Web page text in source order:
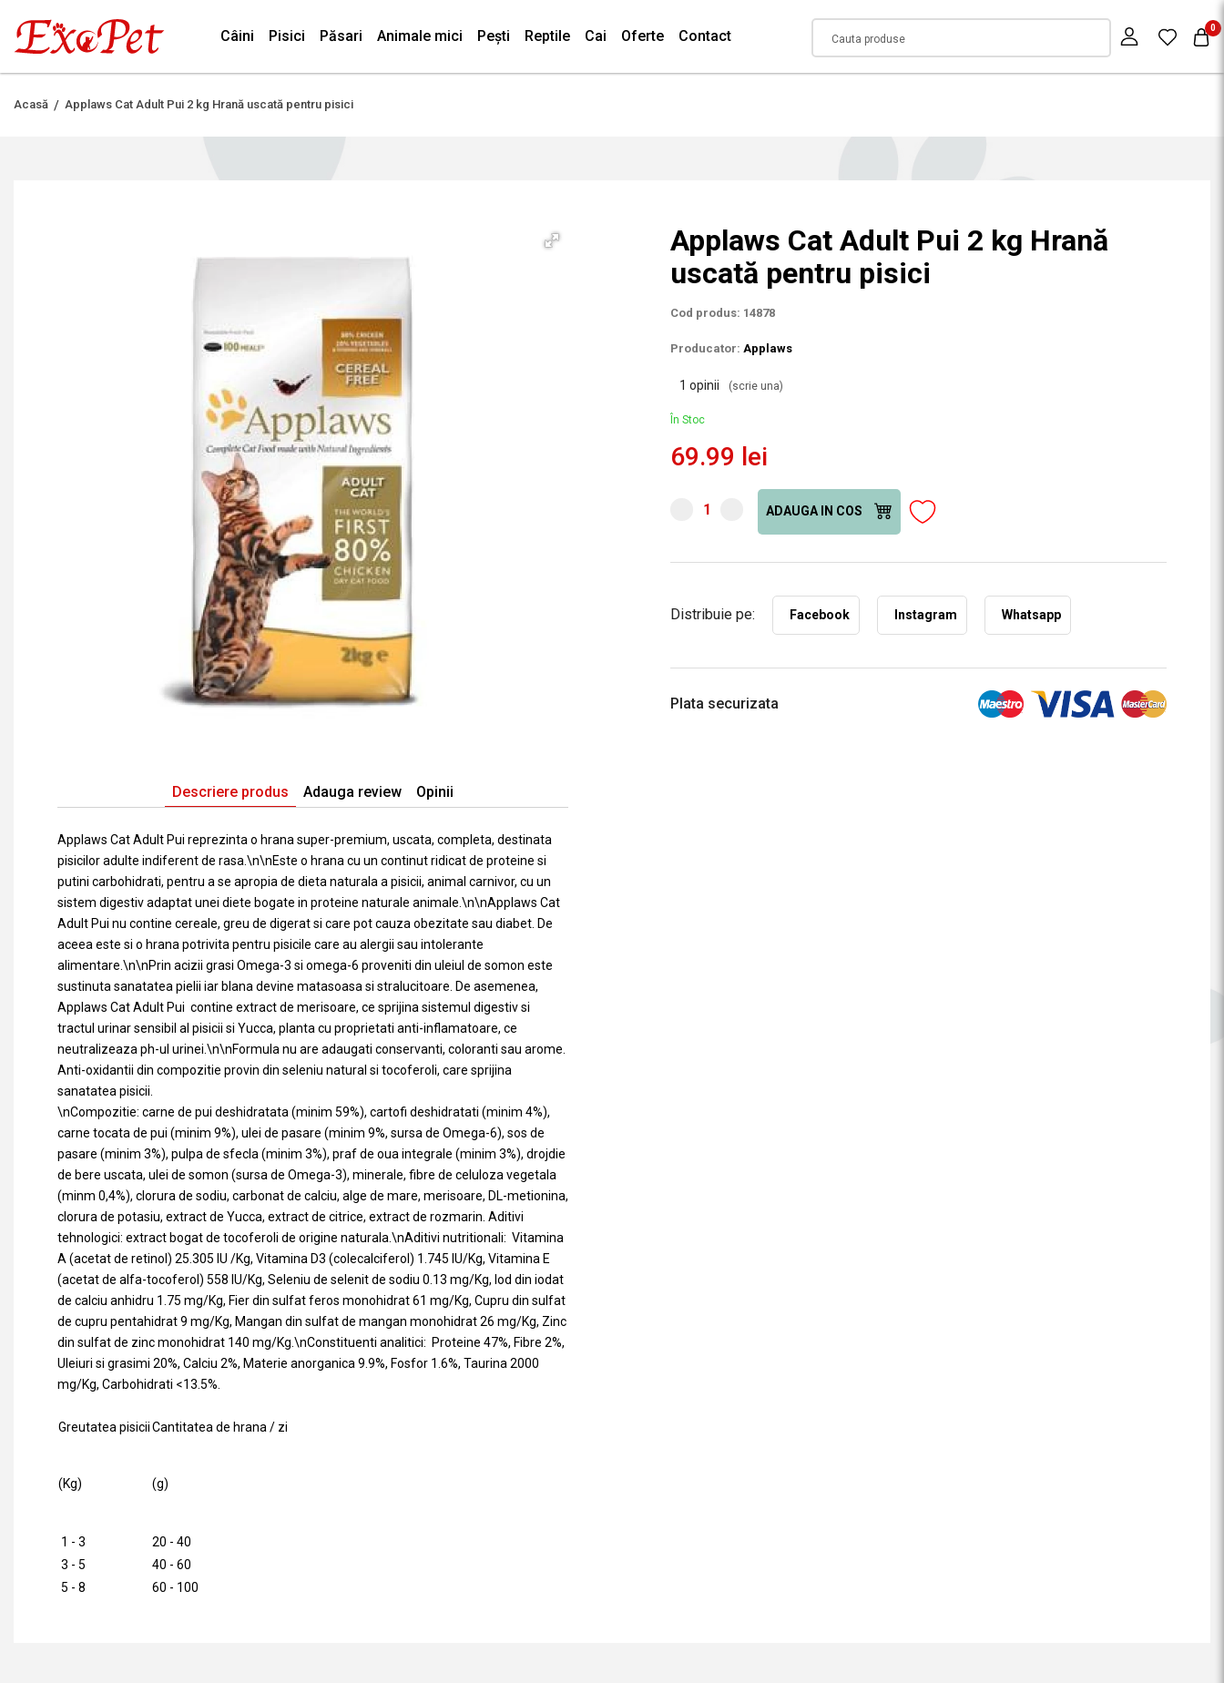
Câini Pisici Păsari Animale mici Pești Reptile Cai Oferte Contact 0
Acasă Applaws Cat Adult Pui 2 kg Hrană uscată pentru pisici
Descriere produs Adauga review Opinii
Applaws Cat Adult Pui reprezinta o hrana super-premium, uscata, completa, destinata
pisicilor adulte indiferent de rasa.\n\nEste o hrana cu un continut ridicat de proteine si
putini carbohidrati, pentru a se apropia de dieta naturala a pisicii, animal carnivor, cu un
sistem digestiv adaptat unei diete bogate in proteine naturale animale.\n\nApplaws Cat
Adult Pui nu contine cereale, greu de digerat si care pot cauza obezitate sau diabet. De
aceea este si o hrana potrivita pentru pisicile care au alergii sau intolerante
alimentare.\n\nPrin acizii grasi Omega-3 si omega-6 proveniti din uleiul de somon este
sustinuta sanatatea pielii iar blana devine matasoasa si stralucitoare. De asemenea,
Applaws Cat Adult Pui contine extract de merisoare, ce sprijina sistemul digestiv si
tractul urinar sensibil al pisicii si Yucca, planta cu proprietati anti-inflamatoare, ce
neutralizeaza ph-ul urinei.\n\nFormula nu are adaugati conservanti, coloranti sau arome.
Anti-oxidantii din compozitie provin din seleniu natural si tocoferoli, care sprijina
sanatatea pisicii.
\nCompozitie: carne de pui deshidratata (minim 59%), cartofi deshidratati (minim 4%),
carne tocata de pui (minim 9%), ulei de pasare (minim 9%, sursa de Omega-6), sos de
pasare (minim 3%), pulpa de sfecla (minim 3%), praf de oua integrale (minim 3%), drojdie
de bere uscata, ulei de somon (sursa de Omega-3), minerale, fibre de celuloza vegetala
(minm 0,4%), clorura de sodiu, carbonat de calciu, alge de mare, merisoare, DL-metionina,
clorura de potasiu, extract de Yucca, extract de citrice, extract de rozmarin. Aditivi
tehnologici: extract bogat de tocoferoli de origine naturala.\nAditivi nutritionali: Vitamina
A (acetat de retinol) 25.305 IU /Kg, Vitamina D3 (colecalciferol) 1.745 IU/Kg, Vitamina E
(acetat de alfa-tocoferol) 558 IU/Kg, Seleniu de selenit de sodiu 0.13 mg/Kg, Iod din iodat
de calciu anhidru 1.75 mg/Kg, Fier din sulfat feros monohidrat 61 mg/Kg, Cupru din sulfat
de cupru pentahidrat 9 mg/Kg, Mangan din sulfat de mangan monohidrat 26 mg/Kg, Zinc
din sulfat de zinc monohidrat 140 mg/Kg.\nConstituenti analitici: Proteine 47%, Fibre 2%,
Uleiuri si grasimi 20%, Calciu 2%, Materie anorganica 9.9%, Fosfor 1.6%, Taurina 2000
mg/Kg, Carbohidrati <13.5%.
Greutatea pisicii
(Kg)
Cantitatea de hrana / zi
(g)
1 - 3
20 - 40
3 - 5
40 - 60
5 - 8
60 - 100
Applaws Cat Adult Pui 2 kg Hrană
uscată pentru pisici
Cod produs: 14878
Producator: Applaws
1 opinii (scrie una)
În Stoc
69.99 lei
ADAUGA IN COS
Distribuie pe: Facebook Instagram Whatsapp
Plata securizata